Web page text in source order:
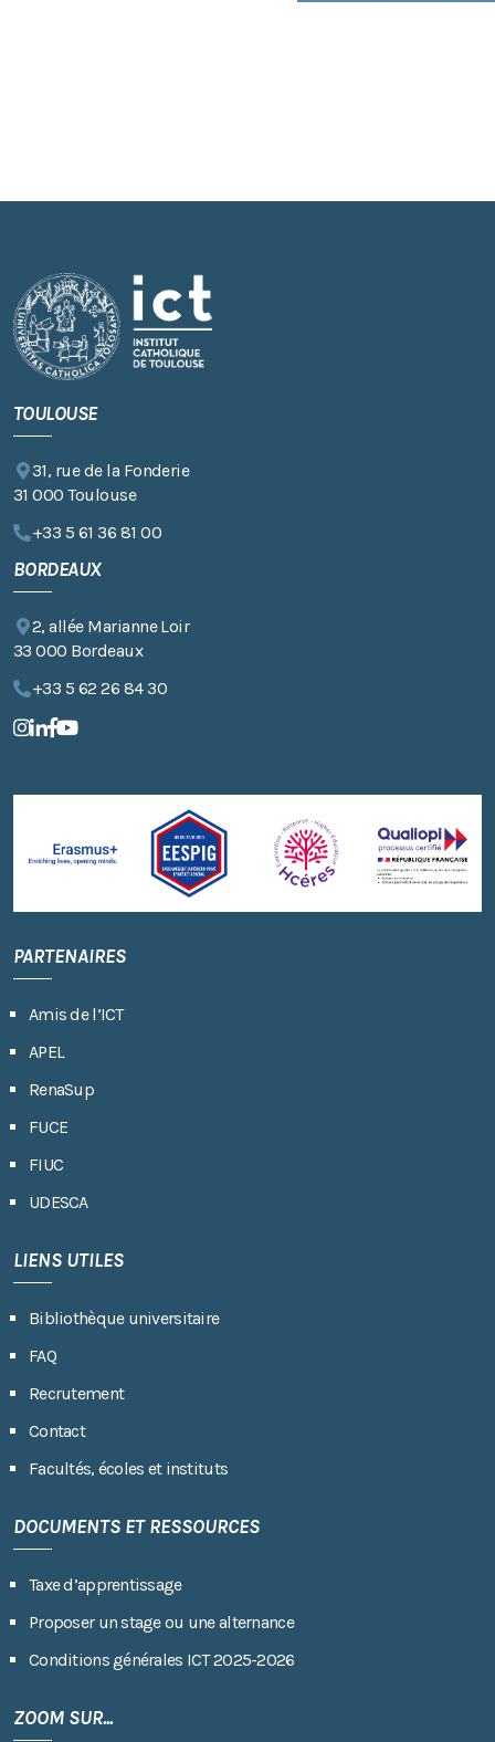
TOULOUSE
31, rue de la Fonderie
31 000 Toulouse
+33 5 61 36 81 00
BORDEAUX
2, allée Marianne Loir
33 000 Bordeaux
+33 5 62 26 84 30
PARTENAIRES
Amis de l’ICT
APEL
RenaSup
FUCE
FIUC
UDESCA
LIENS UTILES
Bibliothèque universitaire
FAQ
Recrutement
Contact
Facultés, écoles et instituts
DOCUMENTS ET RESSOURCES
Taxe d’apprentissage
Proposer un stage ou une alternance
Conditions générales ICT 2025-2026
ZOOM SUR...